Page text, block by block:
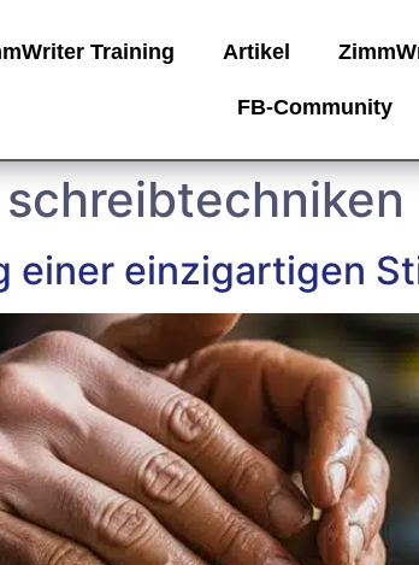
Training Artikel
FB-Community
schreibtechniken
einer einzigartigen